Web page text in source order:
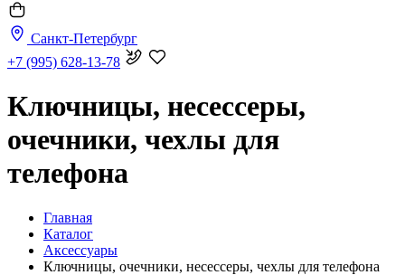
Санкт-Петербург
+7 (995) 628-13-78
Ключницы, несессеры,
очечники, чехлы для
телефона
Главная
Каталог
Аксессуары
Ключницы, очечники, несессеры, чехлы для телефона